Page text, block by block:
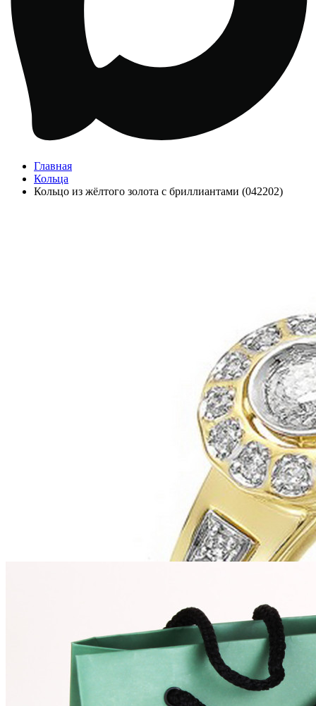
Главная
Кольца
Кольцо из жёлтого золота с бриллиантами (042202)